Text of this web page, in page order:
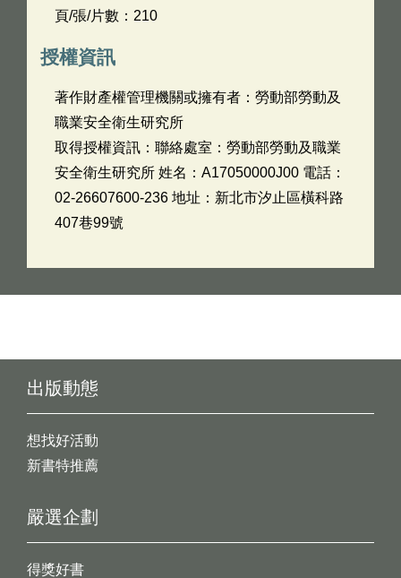
頁/張/片數：210
授權資訊
著作財產權管理機關或擁有者：勞動部勞動及
職業安全衛生研究所
取得授權資訊：聯絡處室：勞動部勞動及職業
安全衛生研究所 姓名：A17050000J00 電話：
02-26607600-236 地址：新北市汐止區橫科路
407巷99號
出版動態
想找好活動
新書特推薦
嚴選企劃
得獎好書